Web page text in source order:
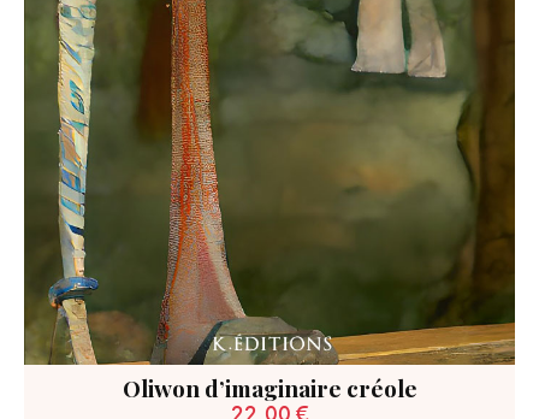
Oliwon d’imaginaire créole